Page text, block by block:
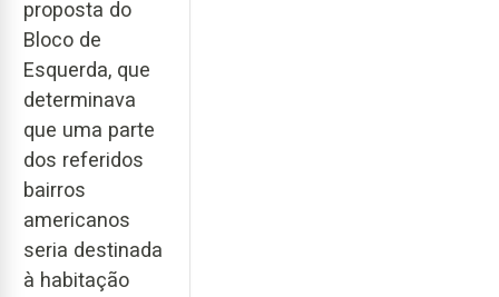
proposta do
Bloco de
Esquerda, que
determinava
que uma parte
dos referidos
bairros
americanos
seria destinada
à habitação